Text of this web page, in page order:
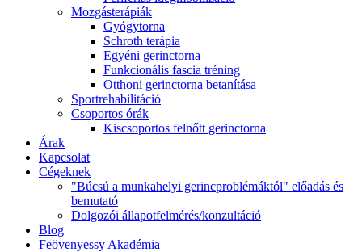
Mozgásterápiák
Gyógytorna
Schroth terápia
Egyéni gerinctorna
Funkcionális fascia tréning
Otthoni gerinctorna betanítása
Sportrehabilitáció
Csoportos órák
Kiscsoportos felnőtt gerinctorna
Árak
Kapcsolat
Cégeknek
"Búcsú a munkahelyi gerincproblémáktól" előadás és
bemutató
Dolgozói állapotfelmérés/konzultáció
Blog
Feövenyessy Akadémia